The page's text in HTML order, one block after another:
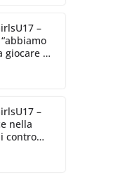
–
giocare al
–
nella
contro